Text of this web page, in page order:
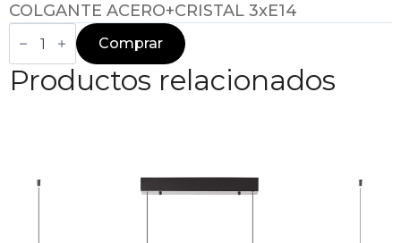
COLGANTE ACERO+CRISTAL 3xE14
VANILLA
Comprar
Productos relacionados